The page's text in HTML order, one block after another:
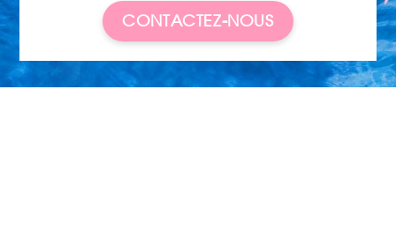
CONTACTEZ-NOUS